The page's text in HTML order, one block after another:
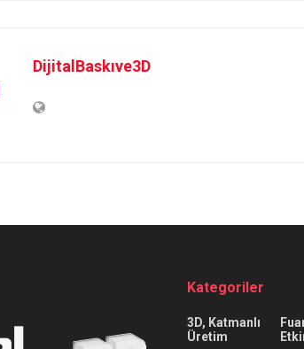
DijitalBaskıve3D
Kategoriler
3D, Katmanlı
Üretim